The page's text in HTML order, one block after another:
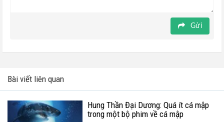
Gửi
Bài viết liên quan
Hung Thần Đại Dương: Quá ít cá mập
trong một bộ phim về cá mập